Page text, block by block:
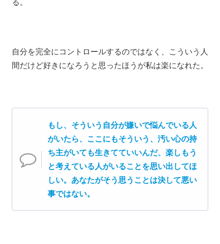
自分を完全にコントロールするのではなく、こういう人
間だけど好きになろうと思ったほうが私は楽になれた。
もし、そういう自分が嫌いで悩んでいる人
がいたら、ここにもそういう、汚い心の持
ち主がいても生きてていいんだ、楽しもう
と考えている人がいることを思い出してほ
しい。あなたがそう思うことは決して悪い
事ではない。